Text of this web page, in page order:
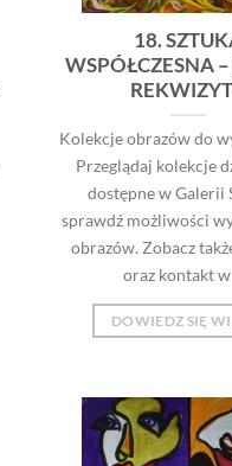
18.
WSPÓŁCZESNA
Kolekcje obrazów do
Przeglądaj kolekcje
dostępne w Galerii
sprawdź możliwości
obrazów. Zobacz
oraz kontakt w
DOWIEDZ SIĘ